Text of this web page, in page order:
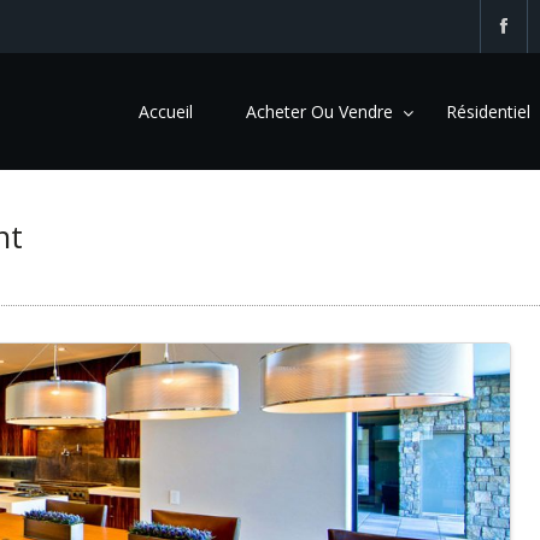
Accueil Acheter Ou Vendre Résidentiel